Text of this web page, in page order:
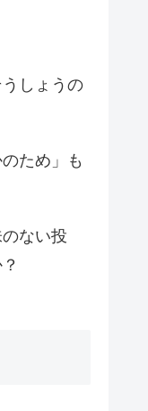
しょうの
ため」も
ない投